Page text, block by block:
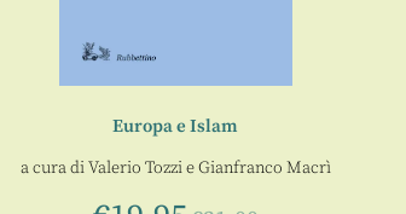
Europa e Islam
a cura diValerio TozzieGianfranco Macrì